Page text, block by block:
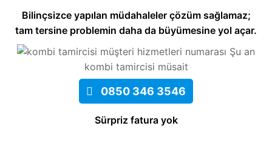
Bilinçsizce yapılan müdahaleler çözüm sağlamaz;
tam tersine problemin daha da büyümesine yol açar.
Şu an
kombi tamircisi müsait
0850 346 3546
Sürpriz fatura yok